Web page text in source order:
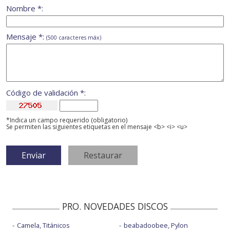
Nombre *:
Mensaje *: (500 caracteres máx)
Código de validación *:
*Indica un campo requerido (obligatorio)
Se permiten las siguientes etiquetas en el mensaje <b> <i> <u>
PRO. NOVEDADES DISCOS
Camela, Titánicos
beabadoobee, Pylon